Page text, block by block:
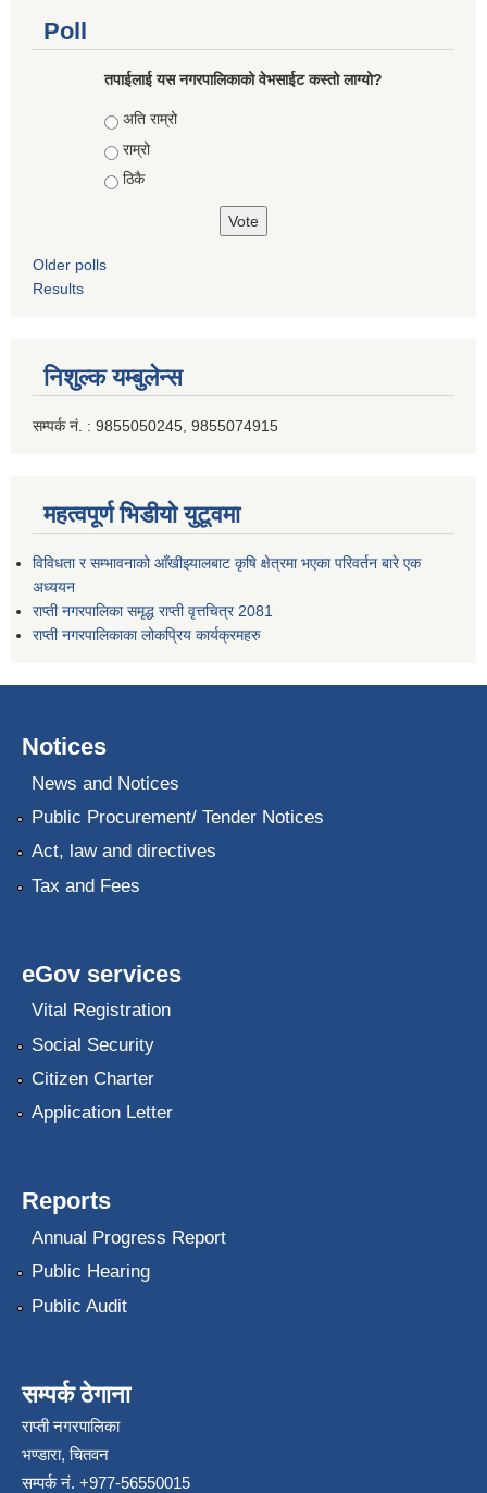
Poll
तपाईलाई यस नगरपालिकाको वेभसाईट कस्तो लाग्यो?
Choices
अति राम्रो
राम्रो
ठिकै
Older polls
Results
निशुल्क यम्बुलेन्स
सम्पर्क नं. : 9855050245, 9855074915
महत्वपूर्ण भिडीयो युटूवमा
विविधता र सम्भावनाको आँखीझ्यालबाट कृषि क्षेत्रमा भएका परिवर्तन बारे एक
अध्ययन
राप्ती नगरपालिका समृद्ध राप्ती वृत्तचित्र 2081
राप्ती नगरपालिकाका लोकप्रिय कार्यक्रमहरु
Notices
News and Notices
Public Procurement/ Tender Notices
Act, law and directives
Tax and Fees
eGov services
Vital Registration
Social Security
Citizen Charter
Application Letter
Reports
Annual Progress Report
Public Hearing
Public Audit
सम्पर्क ठेगाना
राप्ती नगरपालिका
भण्डारा, चितवन
सम्पर्क नं. +977-56550015